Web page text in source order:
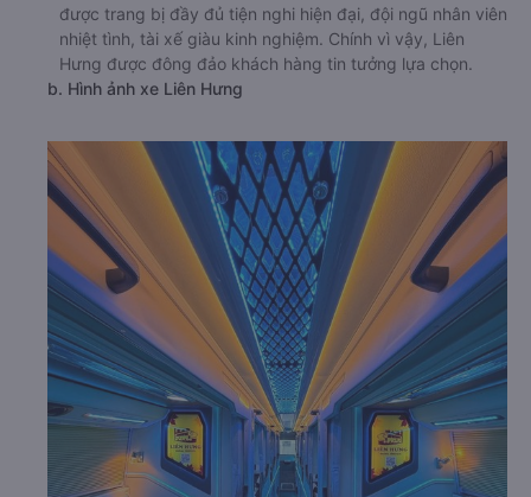
được trang bị đầy đủ tiện nghi hiện đại, đội ngũ nhân viên
nhiệt tình, tài xế giàu kinh nghiệm. Chính vì vậy, Liên
Hưng được đông đảo khách hàng tin tưởng lựa chọn.
b. Hình ảnh xe Liên Hưng